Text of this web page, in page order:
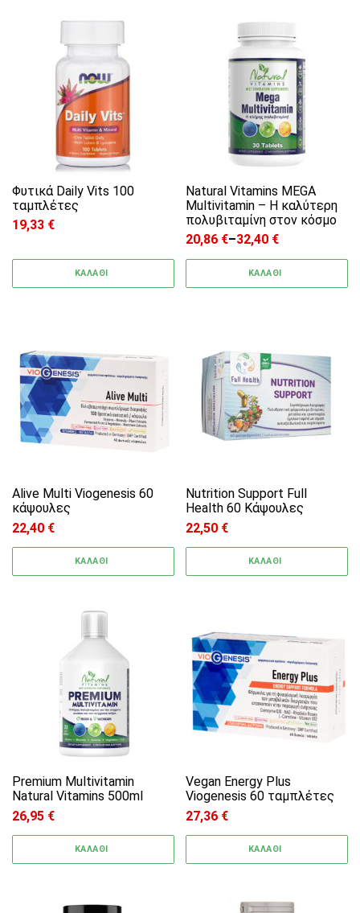
Φυτικά Daily Vits 100
ταμπλέτες
19,33 €
ΚΑΛΑΘΙ
Natural Vitamins MEGA
Multivitamin – Η καλύτερη
πολυβιταμίνη στον κόσμο
20,86 €–32,40 €
Price range: 20,86 € through
ΚΑΛΑΘΙ
Αυτό το προϊόν έχει
Alive Multi Viogenesis 60
κάψουλες
22,40 €
ΚΑΛΑΘΙ
Nutrition Support Full
Health 60 Κάψουλες
22,50 €
ΚΑΛΑΘΙ
Premium Multivitamin
Natural Vitamins 500ml
26,95 €
ΚΑΛΑΘΙ
Vegan Energy Plus
Viogenesis 60 ταμπλέτες
27,36 €
ΚΑΛΑΘΙ